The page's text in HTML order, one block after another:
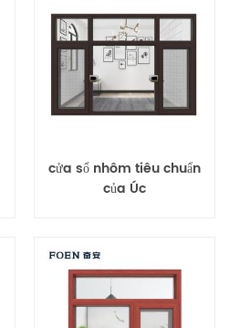
cửa sổ nhôm tiêu chuẩn
của Úc